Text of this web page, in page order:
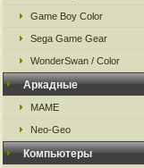
Game Boy Color
Sega Game Gear
WonderSwan / Color
Аркадные
MAME
Neo-Geo
Компьютеры